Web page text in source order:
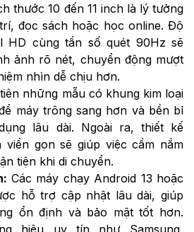
thước 10 đến 11 inch là lý tưởng
đọc sách hoặc học online. Độ
HD cùng tần số quét 90Hz sẽ
ảnh rõ nét, chuyển động mượt
nhìn dễ chịu hơn.
những mẫu có khung kim loại
máy trông sang hơn và bền bỉ
lâu dài. Ngoài ra, thiết kế
viền gọn sẽ giúp việc cầm nắm
tiện khi di chuyển.
Các máy chạy Android 13 hoặc
hỗ trợ cập nhật lâu dài, giúp
ổn định và bảo mật tốt hơn.
hiệu uy tín như Samsung,